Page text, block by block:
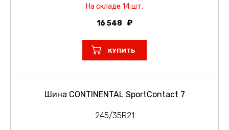
На складе 14 шт.
16 548
КУПИТЬ
Шина CONTINENTAL SportContact 7
245/35R21